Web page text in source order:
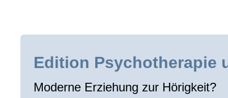
Edition Psychotherapie
Moderne Erziehung zur Hörigkeit?